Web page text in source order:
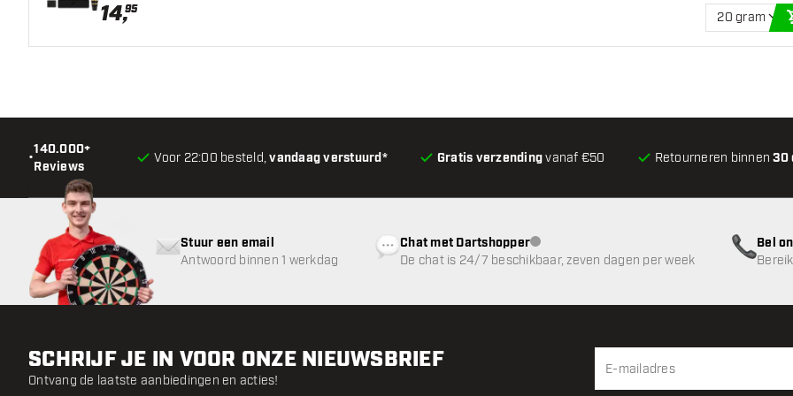
14,95
20 gram
•
140.000+
Reviews
Voor 22:00 besteld,vandaag verstuurd* Gratis verzendingvanaf €50 Retourneren binnen30
Stuur een email
Antwoord binnen 1 werkdag
Chat met Dartshopperklantenservice niet beschikbaar
De chat is 24/7 beschikbaar, zeven dagen per week
Bel
SCHRIJF JE IN VOOR ONZE NIEUWSBRIEF
Ontvang de laatste aanbiedingen en acties!